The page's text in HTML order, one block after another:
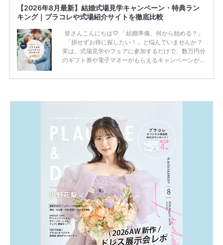
【2026年8月最新】結婚式場見学キャンペーン・特典ラン
キング｜プラコレや式場紹介サイトを徹底比較
皆さんこんにちは♡ 「結婚準備、何から始める？」
「損せずお得に探したい！」と悩んでいませんか？
実は、式場見学やフェアに参加するだけで、数万円分
のギフト券や電子マネーがもらえるキャンペーンがあ
ため、比較せずに選ぶと損をしてしまうことも……。
一番お得？」「プラコレの特典は？」といった疑問も
解決します。 まずは診断で候補を絞れる「ウェディ
ング診断」か、体験型 […]続きを読む